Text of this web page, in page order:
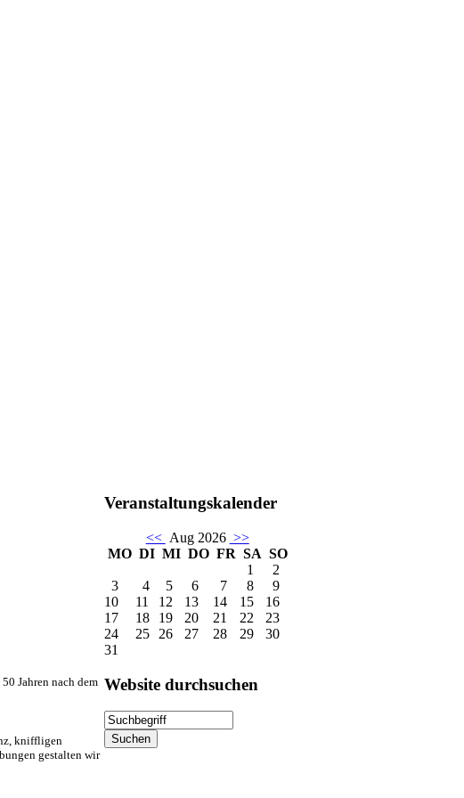
Jahren nach dem
kniffligen
gestalten wir
Veranstaltungskalender
<< Aug 2026 >>
MO DI MI DO FR SA SO
1
2
3
4 5 6 7 8
9
10
11 12 13 14 15
16
17
18 19 20 21 22
23
24
25 26 27 28 29
30
31
Websitedurchsuchen